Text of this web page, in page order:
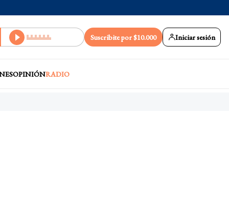
Suscribite por $10.000 Iniciar sesión
OPINIÓNRADIO